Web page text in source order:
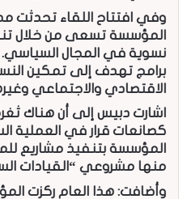
وفي افتتاح اللقاء تحدثت
المؤسسة تسعى من خلال
نسوية في المجال
برامج تهدف إلى تمكين
الاقتصادي والاجتماعي
اشارت دبيس إلى أن هناك
كصانعات قرار في العملية
المؤسسة بتنفيذ مشاريع
منها مشروعي “القيادات
وأضافت: هذا العام ركزت